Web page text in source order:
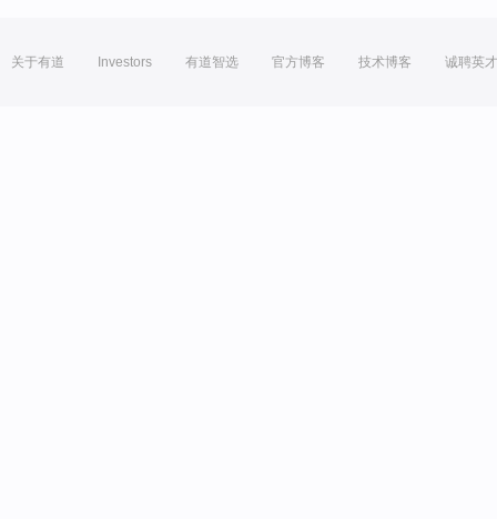
关于有道 Investors 有道智选 官方博客 技术博客 诚聘英才